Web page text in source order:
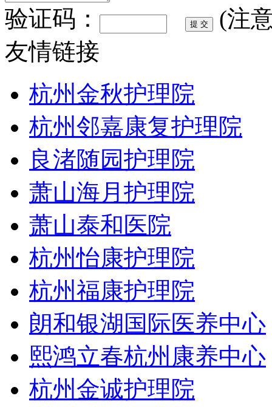
验证码：
(注
友情链接
杭州金秋护理院
杭州邻嘉康复护理院
良渚随园护理院
萧山海月护理院
萧山泰和医院
杭州怡康护理院
杭州福康护理院
朗和银湖国际医养中心
熙鸿立春杭州康养中心
杭州金诚护理院